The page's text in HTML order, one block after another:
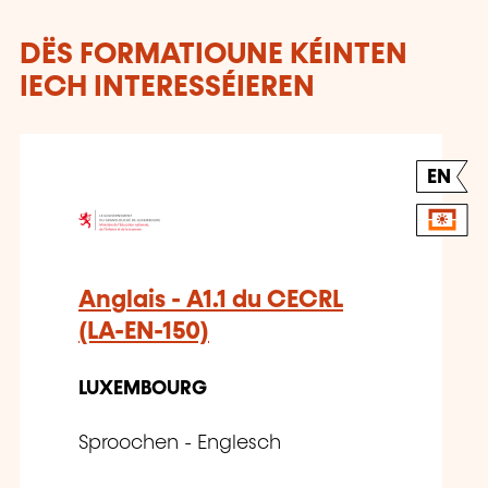
DËS FORMATIOUNE KÉINTEN
IECH INTERESSÉIEREN
EN
Anglais - A1.1 du CECRL
(LA-EN-150)
LUXEMBOURG
Sproochen - Englesch